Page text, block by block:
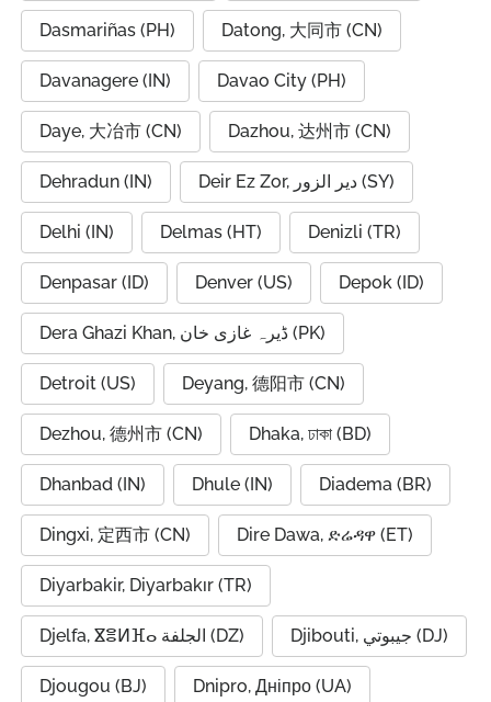
Dasmariñas (PH) Datong, 大同市 (CN)
Davanagere (IN) Davao City (PH)
Daye, 大冶市 (CN) Dazhou, 达州市 (CN)
Dehradun (IN) Deir Ez Zor, دير الزور (SY)
Delhi (IN) Delmas (HT) Denizli (TR)
Denpasar (ID) Denver (US) Depok (ID)
Dera Ghazi Khan, ڈیرہ غازی خان (PK)
Detroit (US) Deyang, 德阳市 (CN)
Dezhou, 德州市 (CN) Dhaka, ঢাকা (BD)
Dhanbad (IN) Dhule (IN) Diadema (BR)
Dingxi, 定西市 (CN) Dire Dawa, ድሬዳዋ (ET)
Diyarbakir, Diyarbakır (TR)
Djelfa, ⴵⴻⵍⴼⴰ الجلفة (DZ) Djibouti, جيبوتي (DJ)
Djougou (BJ) Dnipro, Дніпро (UA)